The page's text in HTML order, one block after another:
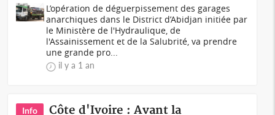
L’opération de déguerpissement des garages
anarchiques dans le District d’Abidjan initiée par
le Ministère de l'Hydraulique, de
l'Assainissement et de la Salubrité, va prendre
une grande pro...
il y a 1 an
Info Côte d'Ivoire : Avant la